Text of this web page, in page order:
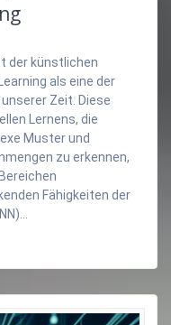
der künstlichen
als eine der
Zeit. Diese
Lernens, die
Muster und
zu erkennen,
Fähigkeiten der